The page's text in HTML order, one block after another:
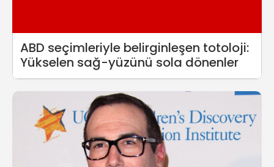
ABD seçimleriyle belirginleşen totoloji:
Yükselen sağ-yüzünü sola dönenler